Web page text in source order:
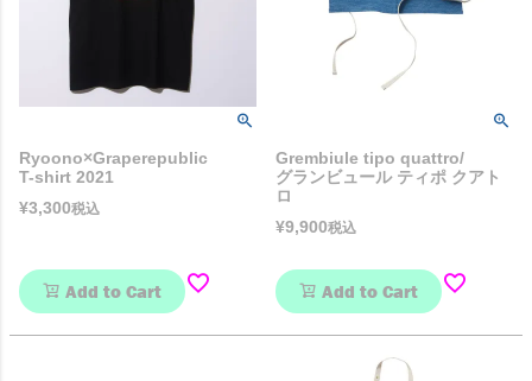
Ryoono×Graperepublic
T-shirt 2021
¥3,300税込
Add to Cart
Grembiule tipo quattro/
グランビュール ティポ クアト
ロ
¥9,900税込
Add to Cart